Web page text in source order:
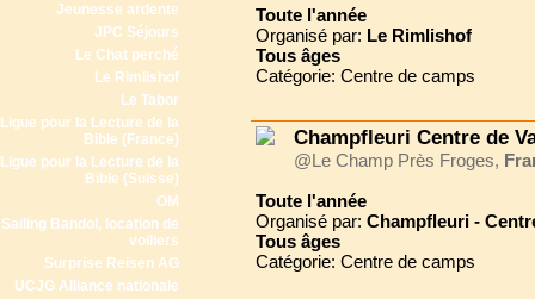
Jeunesse ardente
JPC Séjours
Le Chat perché
Le Rimlishof
Le Tabor
Ligue pour la Lecture de la
Bible (France)
Ligue pour la Lecture de la
Bible (Suisse)
OM
Sailing Bandol, location de
voiliers
Surprise Reisen AG
UCJG Alliance nationale
Toute l'année
Organisé par: Le Rimlishof
Tous âges
Catégorie: Centre de camps
Champfleuri Centre de
@Le Champ Près Froges,
Toute l'année
Organisé par: Champfleuri -
Tous âges
Catégorie: Centre de camps